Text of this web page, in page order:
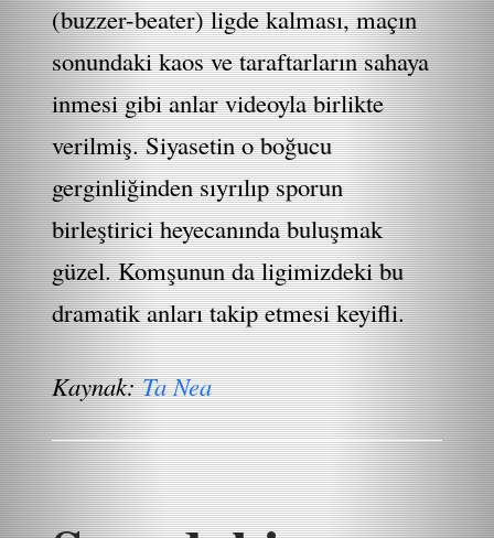
(buzzer-beater) ligde kalması, maçın
sonundaki kaos ve taraftarların sahaya
inmesi gibi anlar videoyla birlikte
verilmiş. Siyasetin o boğucu
gerginliğinden sıyrılıp sporun
birleştirici heyecanında buluşmak
güzel. Komşunun da ligimizdeki bu
dramatik anları takip etmesi keyifli.
Kaynak:Ta Nea